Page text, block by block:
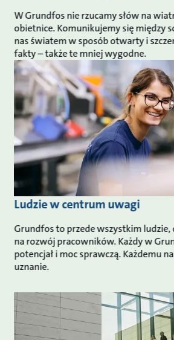
W Grundfos nie rzucamy słów na
obietnice. Komunikujemy się między
nas światem w sposób otwarty i
fakty – także te mniej wygodne.
Ludzie w centrum uwagi
Grundfos to przede wszystkim
na rozwój pracowników. Każdy w
potencjał i moc sprawczą. Każdemu
uznanie.